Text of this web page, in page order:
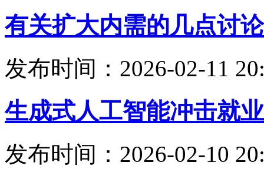
有关扩大内需的几点讨论
发布时间：2026-02-11
生成式人工智能冲击就
发布时间：2026-02-10